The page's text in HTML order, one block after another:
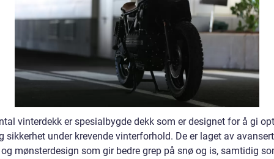
vinterdekk er spesialbygde dekk som er designet for å gi
sikkerhet under krevende vinterforhold. De er laget av avansert
mønsterdesign som gir bedre grep på snø og is, samtidig